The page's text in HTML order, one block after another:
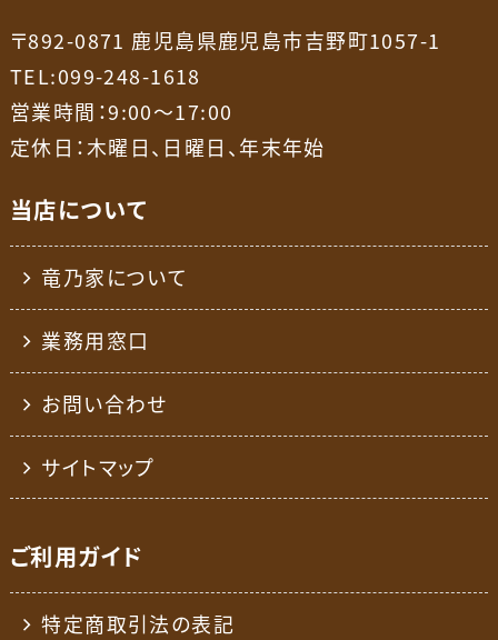
〒892-0871 鹿児島県鹿児島市吉野町1057-1
TEL:099-248-1618
営業時間：9:00～17:00
定休日：木曜日、日曜日、年末年始
当店について
竜乃家について
業務用窓口
お問い合わせ
サイトマップ
ご利用ガイド
特定商取引法の表記